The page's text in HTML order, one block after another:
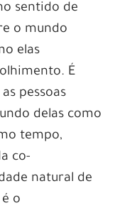
sentido de
o mundo
elas
É
pessoas
delas como
tempo,
co-
natural de
o